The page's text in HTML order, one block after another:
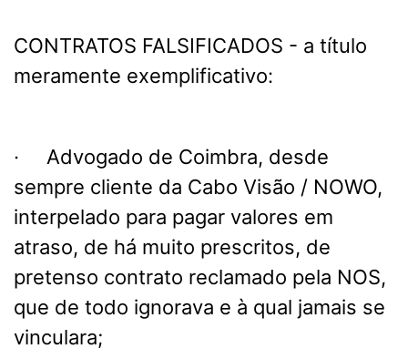
CONTRATOS FALSIFICADOS - a título
meramente exemplificativo:
· Advogado de Coimbra, desde
sempre cliente da Cabo Visão / NOWO,
interpelado para pagar valores em
atraso, de há muito prescritos, de
pretenso contrato reclamado pela NOS,
que de todo ignorava e à qual jamais se
vinculara;